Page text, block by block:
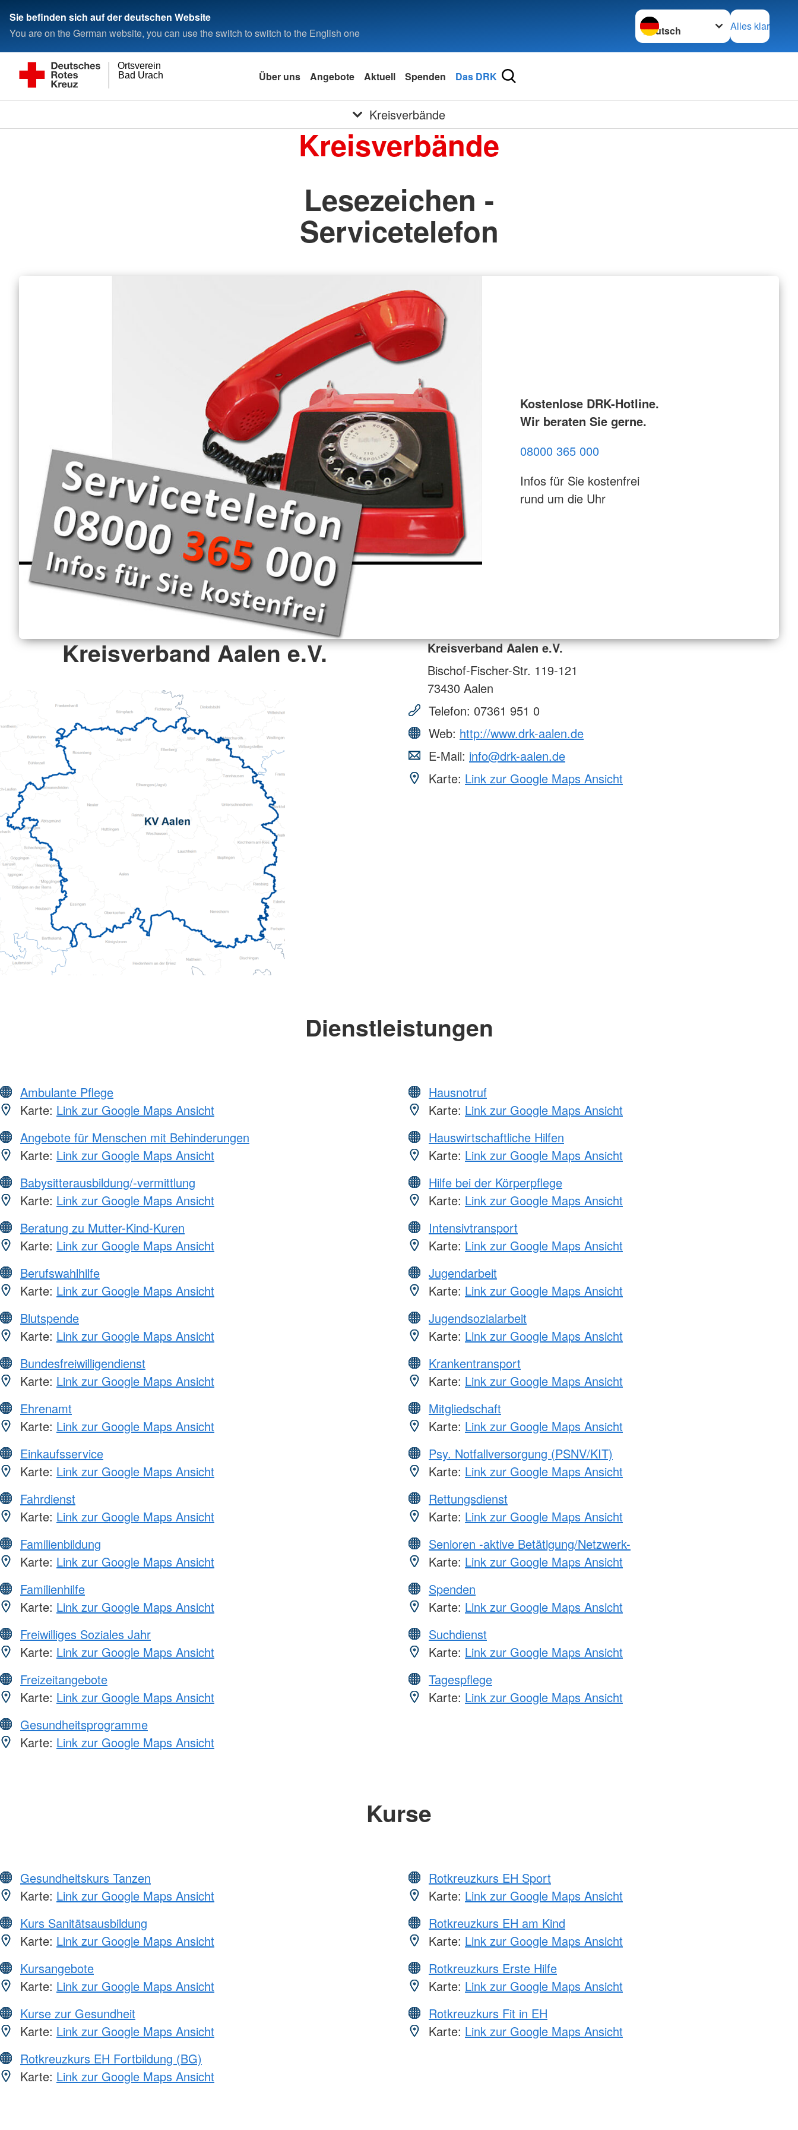
Sie befinden sich auf der deutschen Website
You are on the German website, you can use the switch to switch to the English one
Sprache wechseln zu
Alles klar
Bad Urach
Ortsverein
Über uns Angebote Aktuell Spenden Das DRK
Kreisverbände
Kreisverbände
Lesezeichen -
Servicetelefon
Kostenlose DRK-Hotline.
Wir beraten Sie gerne.
08000 365 000
Infos für Sie kostenfrei
rund um die Uhr
Kreisverband Aalen e.V.
Kreisverband Aalen e.V.
Bischof-Fischer-Str. 119-121
73430 Aalen
Telefon: 07361 951 0
Web: http://www.drk-aalen.de
E-Mail: info@drk-aalen.de
Karte: Link zur Google Maps Ansicht
Dienstleistungen
Ambulante Pflege
Karte: Link zur Google Maps Ansicht
Angebote für Menschen mit Behinderungen
Karte: Link zur Google Maps Ansicht
Babysitterausbildung/-vermittlung
Karte: Link zur Google Maps Ansicht
Beratung zu Mutter-Kind-Kuren
Karte: Link zur Google Maps Ansicht
Berufswahlhilfe
Karte: Link zur Google Maps Ansicht
Blutspende
Karte: Link zur Google Maps Ansicht
Bundesfreiwilligendienst
Karte: Link zur Google Maps Ansicht
Ehrenamt
Karte: Link zur Google Maps Ansicht
Einkaufsservice
Karte: Link zur Google Maps Ansicht
Fahrdienst
Karte: Link zur Google Maps Ansicht
Familienbildung
Karte: Link zur Google Maps Ansicht
Familienhilfe
Karte: Link zur Google Maps Ansicht
Freiwilliges Soziales Jahr
Karte: Link zur Google Maps Ansicht
Freizeitangebote
Karte: Link zur Google Maps Ansicht
Gesundheitsprogramme
Karte: Link zur Google Maps Ansicht
Hausnotruf
Karte: Link zur Google Maps Ansicht
Hauswirtschaftliche Hilfen
Karte: Link zur Google Maps Ansicht
Hilfe bei der Körperpflege
Karte: Link zur Google Maps Ansicht
Intensivtransport
Karte: Link zur Google Maps Ansicht
Jugendarbeit
Karte: Link zur Google Maps Ansicht
Jugendsozialarbeit
Karte: Link zur Google Maps Ansicht
Krankentransport
Karte: Link zur Google Maps Ansicht
Mitgliedschaft
Karte: Link zur Google Maps Ansicht
Psy. Notfallversorgung (PSNV/KIT)
Karte: Link zur Google Maps Ansicht
Rettungsdienst
Karte: Link zur Google Maps Ansicht
Senioren -aktive Betätigung/Netzwerk-
Karte: Link zur Google Maps Ansicht
Spenden
Karte: Link zur Google Maps Ansicht
Suchdienst
Karte: Link zur Google Maps Ansicht
Tagespflege
Karte: Link zur Google Maps Ansicht
Kurse
Gesundheitskurs Tanzen
Karte: Link zur Google Maps Ansicht
Kurs Sanitätsausbildung
Karte: Link zur Google Maps Ansicht
Kursangebote
Karte: Link zur Google Maps Ansicht
Kurse zur Gesundheit
Karte: Link zur Google Maps Ansicht
Rotkreuzkurs EH Fortbildung (BG)
Karte: Link zur Google Maps Ansicht
Rotkreuzkurs EH Sport
Karte: Link zur Google Maps Ansicht
Rotkreuzkurs EH am Kind
Karte: Link zur Google Maps Ansicht
Rotkreuzkurs Erste Hilfe
Karte: Link zur Google Maps Ansicht
Rotkreuzkurs Fit in EH
Karte: Link zur Google Maps Ansicht